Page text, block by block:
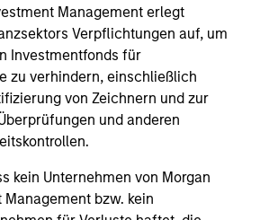
Management erlegt
Verpflichtungen auf, um
Investmentfonds für
zu verhindern, einschließlich
von Zeichnern und zur
und anderen
kein Unternehmen von Morgan
bzw. kein